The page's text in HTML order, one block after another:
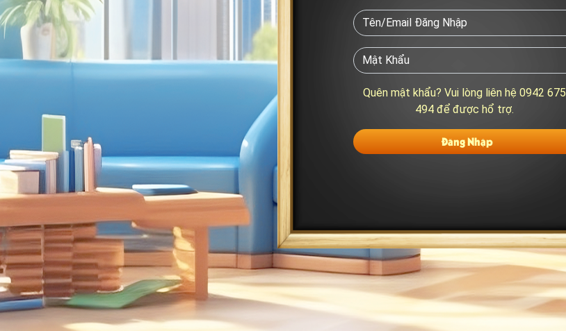
Quên mật khẩu? Vui lòng liên hệ 0942 675
494 để được hổ trợ.
Đăng Nhập